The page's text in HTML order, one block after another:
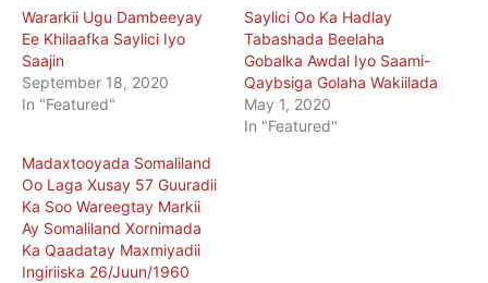
Wararkii Ugu Dambeeyay
Ee Khilaafka Saylici Iyo
Saajin
September 18, 2020
In "Featured"
Saylici Oo Ka Hadlay
Tabashada Beelaha
Gobalka Awdal Iyo Saami-
Qaybsiga Golaha Wakiilada
May 1, 2020
In "Featured"
Madaxtooyada Somaliland
Oo Laga Xusay 57 Guuradii
Ka Soo Wareegtay Markii
Ay Somaliland Xornimada
Ka Qaadatay Maxmiyadii
Ingiriiska 26/Juun/1960